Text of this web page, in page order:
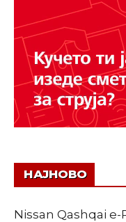
НАЈНОВО
Nissan Qashqai